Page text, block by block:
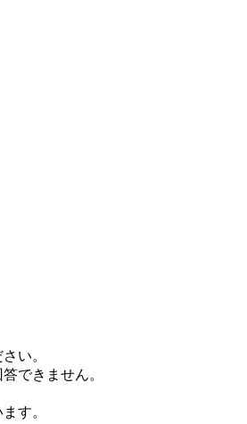
い。
できません。
す。